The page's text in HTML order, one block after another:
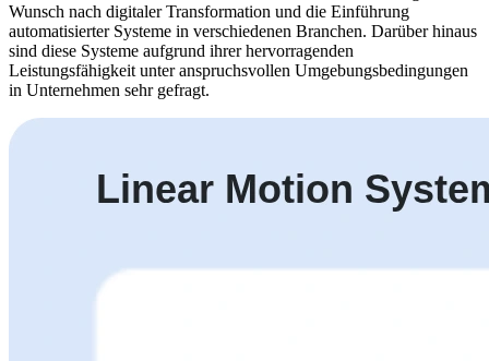
Wunsch nach digitaler Transformation und die Einführung
automatisierter Systeme in verschiedenen Branchen. Darüber hinaus
sind diese Systeme aufgrund ihrer hervorragenden
Leistungsfähigkeit unter anspruchsvollen Umgebungsbedingungen
in Unternehmen sehr gefragt.